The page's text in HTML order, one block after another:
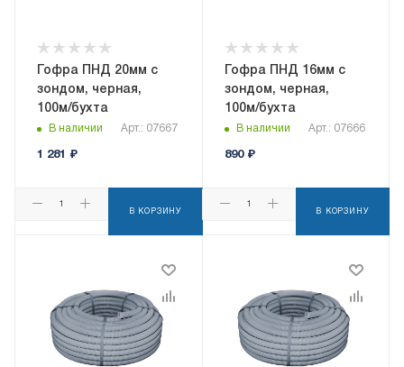
Гофра ПНД 20мм с
зондом, черная,
100м/бухта
В наличии Арт.: 07667
1 281 ₽
В КОРЗИНУ
Гофра ПНД 16мм с
зондом, черная,
100м/бухта
В наличии Арт.: 07666
890₽
В КОРЗИНУ